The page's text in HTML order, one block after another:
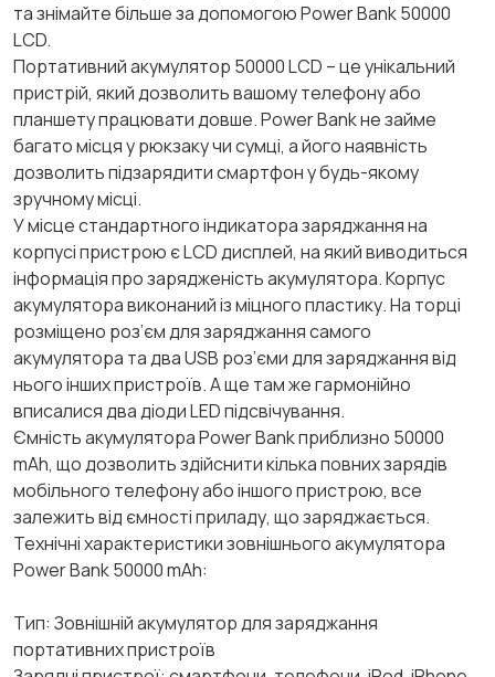
та знімайте більше за допомогою Power Bank 50000
LCD.
Портативний акумулятор 50000 LCD – це унікальний
пристрій, який дозволить вашому телефону або
планшету працювати довше. Power Bank не займе
багато місця у рюкзаку чи сумці, а його наявність
дозволить підзарядити смартфон у будь-якому
зручному місці.
У місце стандартного індикатора заряджання на
корпусі пристрою є LCD дисплей, на який виводиться
інформація про зарядженість акумулятора. Корпус
акумулятора виконаний із міцного пластику. На торці
розміщено роз’єм для заряджання самого
акумулятора та два USB роз’єми для заряджання від
нього інших пристроїв. А ще там же гармонійно
вписалися два діоди LED підсвічування.
Ємність акумулятора Power Bank приблизно 50000
mAh, що дозволить здійснити кілька повних зарядів
мобільного телефону або іншого пристрою, все
залежить від ємності приладу, що заряджається.
Технічні характеристики зовнішнього акумулятора
Power Bank 50000 mAh:
Тип: Зовнішній акумулятор для заряджання
портативних пристроїв